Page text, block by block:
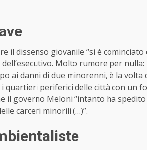
il dissenso giovanile “si è cominciato
Molto rumore per nulla:
ai danni di due minorenni, è la volta
quartieri periferici delle città con un
il governo Meloni “intanto ha
carceri minorili (…)”.